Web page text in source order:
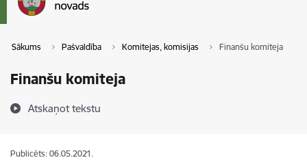
Sākums Pašvaldība Komitejas, komisijas Finanšu komiteja
Finanšu komiteja
Atskaņot tekstu
Publicēts: 06.05.2021.